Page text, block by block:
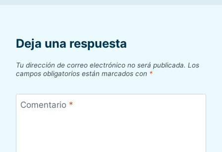
Deja una respuesta
Tu dirección de correo electrónico no será publicada. Los
campos obligatorios están marcados con *
Comentario *